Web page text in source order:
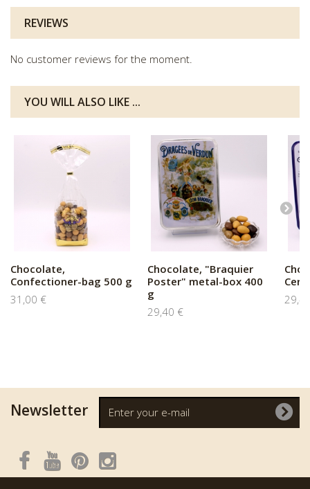
REVIEWS
No customer reviews for the moment.
YOU WILL ALSO LIKE ...
Chocolate,
Confectioner-bag 500 g
31,00 €
Chocolate, "Braquier
Poster" metal-box 400
g
29,40 €
Newsletter